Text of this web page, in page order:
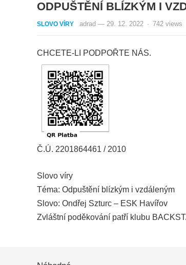
ODPUŠTĚNÍ BLÍZKÝM I
SLOVO VÍRY adrad — 29. 12. 2022 · 742 views
CHCETE-LI PODPOŘTE NÁS.
Č.Ú. 2201864461 / 2010
Slovo víry
Téma: Odpuštění blízkým i vzdáleným
Slovo: Ondřej Szturc – ESK Havířov
Zvláštní poděkování patří klubu